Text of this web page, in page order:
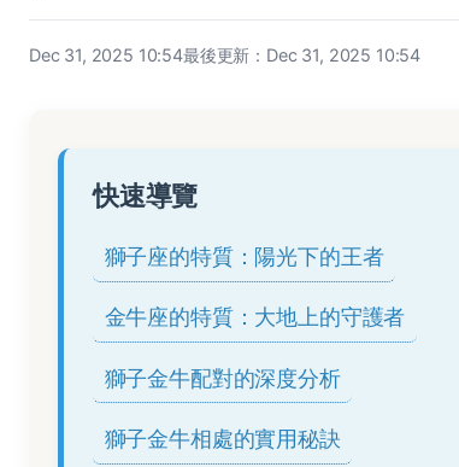
Dec 31, 2025 10:54最後更新：Dec 31, 2025 10:54
快速導覽
獅子座的特質：陽光下的王者
金牛座的特質：大地上的守護者
獅子金牛配對的深度分析
獅子金牛相處的實用秘訣